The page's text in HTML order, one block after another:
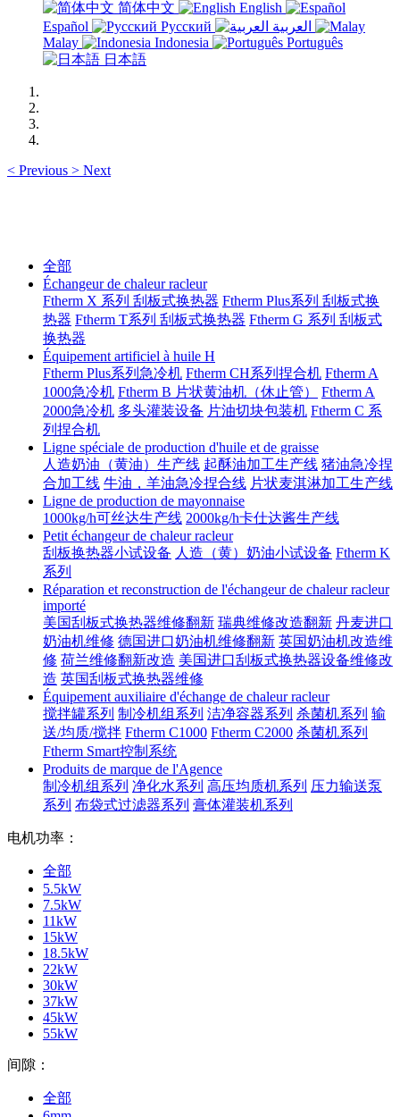
简体中文
English
Español
Русский
Malay
Indonesia
Português
日本語
< Previous > Next
全部
Échangeur de chaleur racleur
Ftherm X 系列 刮板式换热器 Ftherm Plus系列 刮板式换
热器 Ftherm T系列 刮板式换热器 Ftherm G 系列 刮板式
换热器
Équipement artificiel à huile H
Ftherm Plus系列急冷机 Ftherm CH系列捏合机 Ftherm A
1000急冷机 Ftherm B 片状黄油机（休止管）
Ftherm A
2000急冷机 多头灌装设备 片油切块包装机 Ftherm C 系
列捏合机
Ligne spéciale de production d'huile et de graisse
人造奶油（黄油）生产线 起酥油加工生产线 猪油急冷捏
合加工线 牛油，羊油急冷捏合线 片状麦淇淋加工生产线
Ligne de production de mayonnaise
1000kg/h可丝达生产线 2000kg/h卡仕达酱生产线
Petit échangeur de chaleur racleur
刮板换热器小试设备 人造（黄）奶油小试设备 Ftherm K
系列
Réparation et reconstruction de l'échangeur de chaleur racleur
importé
美国刮板式换热器维修翻新 瑞典维修改造翻新 丹麦进口
奶油机维修 德国进口奶油机维修翻新 英国奶油机改造维
修 荷兰维修翻新改造 美国进口刮板式换热器设备维修改
造 英国刮板式换热器维修
Équipement auxiliaire d'échange de chaleur racleur
搅拌罐系列 制冷机组系列 洁净容器系列 杀菌机系列 输
送/均质/搅拌 Ftherm C1000 Ftherm C2000 杀菌机系列
Ftherm Smart控制系统
Produits de marque de l'Agence
制冷机组系列 净化水系列 高压均质机系列 压力输送泵
系列 布袋式过滤器系列 膏体灌装机系列
电机功率：
全部
5.5kW
7.5kW
11kW
15kW
18.5kW
22kW
30kW
37kW
45kW
55kW
间隙：
全部